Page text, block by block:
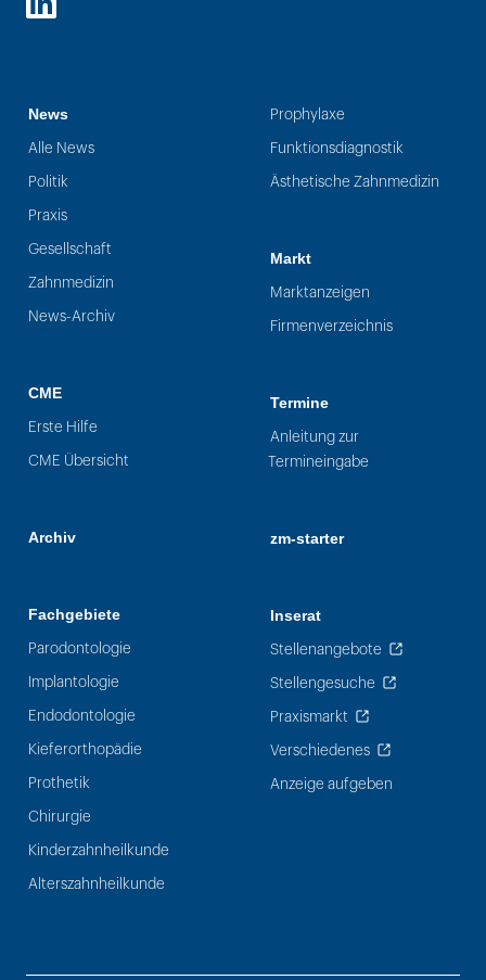
LinkedIn
News
Alle News
Politik
Praxis
Gesellschaft
Zahnmedizin
News-Archiv
CME
Erste Hilfe
CME Übersicht
Archiv
Fachgebiete
Parodontologie
Implantologie
Endodontologie
Kieferorthopädie
Prothetik
Chirurgie
Kinderzahnheilkunde
Alterszahnheilkunde
Prophylaxe
Funktionsdiagnostik
Ästhetische Zahnmedizin
Markt
Marktanzeigen
Firmenverzeichnis
Termine
Anleitung zur
Termineingabe
zm-starter
Inserat
Stellenangebote
Stellengesuche
Praxismarkt
Verschiedenes
Anzeige aufgeben